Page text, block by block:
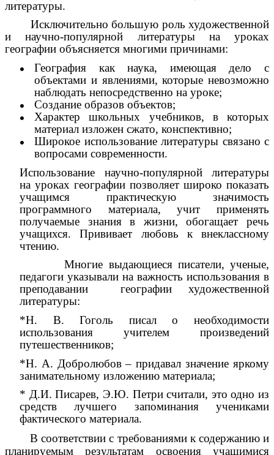
литературы.
Исключительно большую роль художественной
и научно-популярной литературы на уроках
географии объясняется многими причинами:
География как наука, имеющая дело с
объектами и явлениями, которые невозможно
наблюдать непосредственно на уроке;
Создание образов объектов;
Характер школьных учебников, в которых
материал изложен сжато, конспективно;
Широкое использование литературы связано с
вопросами современности.
Использование научно-популярной литературы
на уроках географии позволяет широко показать
учащимся практическую значимость
программного материала, учит применять
получаемые знания в жизни, обогащает речь
учащихся. Прививает любовь к внеклассному
чтению.
Многие выдающиеся писатели, ученые,
педагоги указывали на важность использования в
преподавании географии художественной
литературы:
*Н. В. Гоголь писал о необходимости
использования учителем произведений
путешественников;
*Н. А. Добролюбов – придавал значение яркому
занимательному изложению материала;
* Д.И. Писарев, Э.Ю. Петри считали, это одно из
средств лучшего запоминания учениками
фактического материала.
В соответствии с требованиями к содержанию и
планируемым результатам освоения учащимися